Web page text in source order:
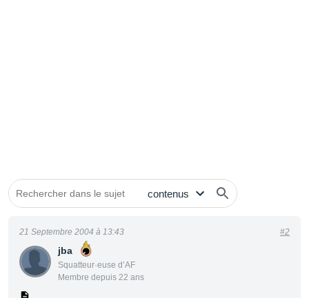
jba
Squatteur·euse d’AF
Membre depuis 22 ans
21 Septembre 2004 à 13:43 #2